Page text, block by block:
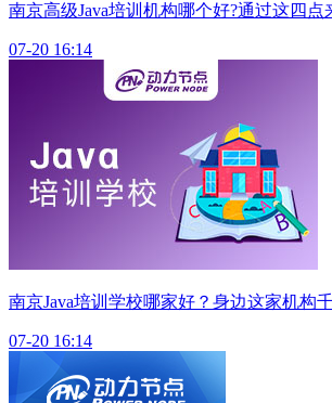
南京高级Java培训机构哪个好?通过这四点
07-20 16:14
南京Java培训学校哪家好？身边这家机构
07-20 16:14